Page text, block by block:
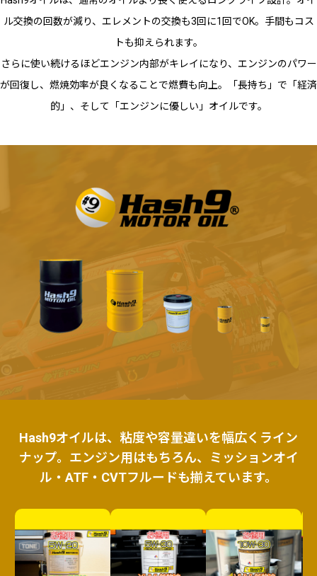
ル交換の回数が減り、エレメントの交換も3回に1回でOK。手間もコス
トも抑えられます。
さらに使い続けるほどエンジン内部がキレイになり、エンジンのパワー
が回復し、燃焼効率が良くなることで燃費も向上。「長持ち」で「経済
的」、そして「エンジンに優しい」オイルです。
Hash9オイルは、粘度や容量違いを幅広くライン
ナップ。エンジン用はもちろん、ミッションオイ
ル・ATF・CVTフルードも揃えています。
在
庫
切
れ
在
庫
れ
在
庫
切
れ